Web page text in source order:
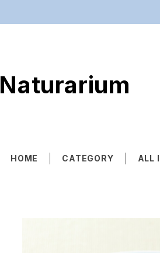
Naturarium
HOME CATEGORY ALL